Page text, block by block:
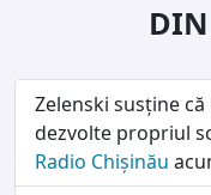
DIN
Zelenski susține
dezvolte propriul
Radio Chișinău